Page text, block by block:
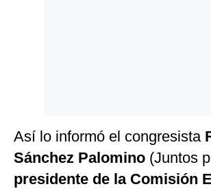
Así lo informó el congresista
Sánchez Palomino (Juntos
presidente de la Comisión